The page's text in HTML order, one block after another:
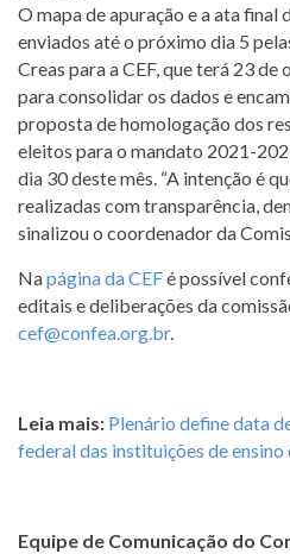
O mapa de apuração e a ata final
enviados até o próximo dia 5
Creas para a CEF, que terá 23
para consolidar os dados e
proposta de homologação dos
eleitos para o mandato 2021-
dia 30 deste mês. “A intenção é
realizadas com transparência,
sinalizou o coordenador da
Napágina da CEFé possível
editais e deliberações da
cef@confea.org.br.
Leia mais: Plenário define data
federal das instituições de ensino
Equipe de Comunicação do